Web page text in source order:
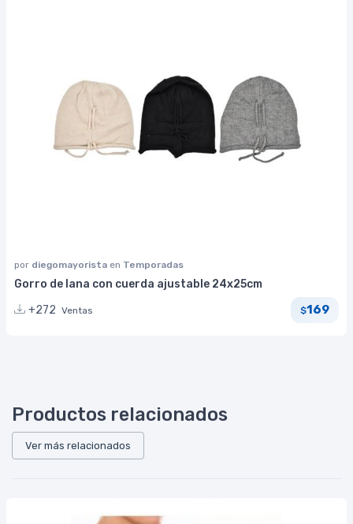
por diegomayorista en Temporadas
Gorro de lana con cuerda ajustable 24x25cm
+272 Ventas $169
Productos relacionados
Ver más relacionados